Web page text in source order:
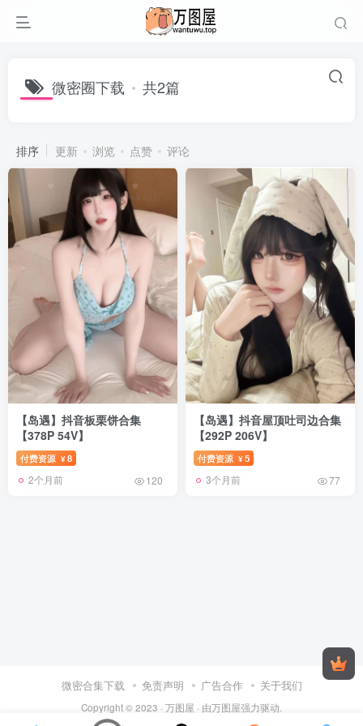
微密圈下载 共2篇
排序 更新 浏览 点赞 评论
【岛遇】抖音板栗饼合集
【378P 54V】
付费资源 ¥8
2个月前 120
【岛遇】抖音屋顶吐司边合集
【292P 206V】
付费资源 ¥5
3个月前 77
微密合集下载 免责声明 广告合作 关于我们
Copyright © 2023 · 万图屋 · 由万图屋强力驱动.